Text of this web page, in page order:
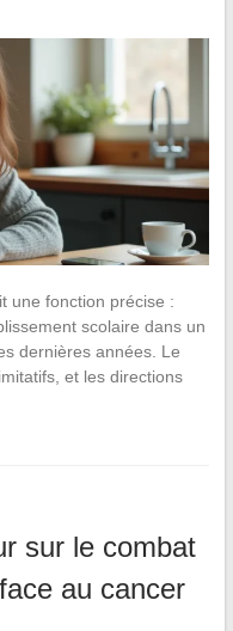
une fonction précise :
scolaire dans un
dernières années. Le
et les directions
sur le combat
au cancer